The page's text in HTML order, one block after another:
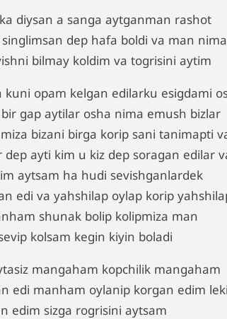
diysan a sanga aytganman rashot
dep hafa boldi va man nima
bilmay koldim va togrisini aytim
kuni opam kelgan edilarku esigdami
gap aytilar osha nima emush bizlar
bizani birga korip sani tanimapti
dep ayti kim u kiz dep soragan edilar
aytsam ha hudi sevishganlardek
edi va yahshilap oylap korip
shunak bolip kolipmiza man
kolsam kegin kiyin boladi
mangaham kopchilik mangaham
edi manham oylanip korgan edim
edim sizga rogrisini aytsam